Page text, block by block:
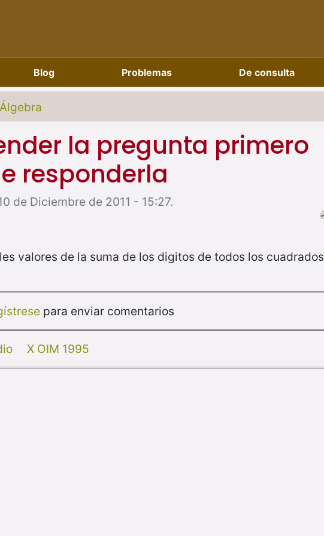
Blog Problemas De consulta
Álgebra
la pregunta primero
responderla
de Diciembre de 2011 - 15:27.
valores de la suma de los digitos de todos los cuadrados
para enviar comentarios
X OIM 1995